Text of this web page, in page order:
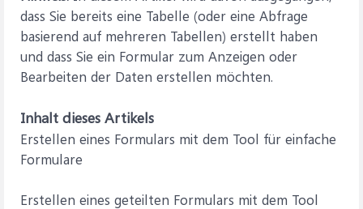
dass Sie bereits eine Tabelle (oder eine Abfrage
basierend auf mehreren Tabellen) erstellt haben
und dass Sie ein Formular zum Anzeigen oder
Bearbeiten der Daten erstellen möchten.
Inhalt dieses Artikels
Erstellen eines Formulars mit dem Tool für einfache
Formulare
Erstellen eines geteilten Formulars mit dem Tool